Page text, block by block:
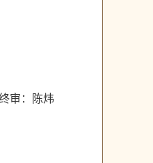
审：陈炜